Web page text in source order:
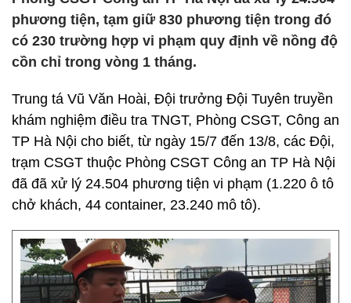
phương tiện, tạm giữ 830 phương tiện trong đó
có 230 trường hợp vi phạm quy định về nồng độ
cồn chỉ trong vòng 1 tháng.
Trung tá Vũ Văn Hoài, Đội trưởng Đội Tuyên truyền
khám nghiệm điều tra TNGT, Phòng CSGT, Công an
TP Hà Nội cho biết, từ ngày 15/7 đến 13/8, các Đội,
trạm CSGT thuộc Phòng CSGT Công an TP Hà Nội
đã đã xử lý 24.504 phương tiện vi phạm (1.220 ô tô
chở khách, 44 container, 23.240 mô tô).